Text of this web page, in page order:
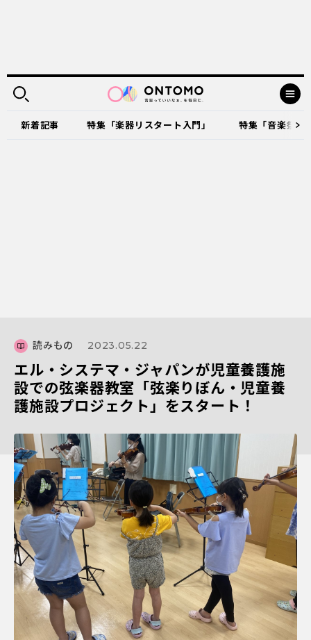
新着記事 特集「楽器リスタート入門」 特集「音楽祭
読みもの 2023.05.22
エル・システマ・ジャパンが児童養護施
設での弦楽器教室「弦楽りぼん・児童養
護施設プロジェクト」をスタート！